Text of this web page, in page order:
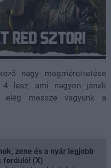
nagy megmérettetése
lesz, ami nagyon jónak
messze vagyunk a
zene és a nyár legjobb
forduló! (X)